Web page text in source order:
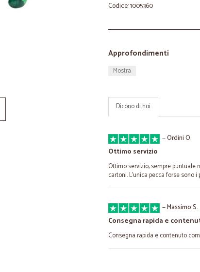
Codice: 1005360
Approfondimenti
Mostra
Dicono di noi
—Ordini O.
Ottimo servizio
Ottimo servizio, sempre
cartoni. L'unica pecca forse sono
—Massimo S.
Consegna rapida e
Consegna rapida e contenuto